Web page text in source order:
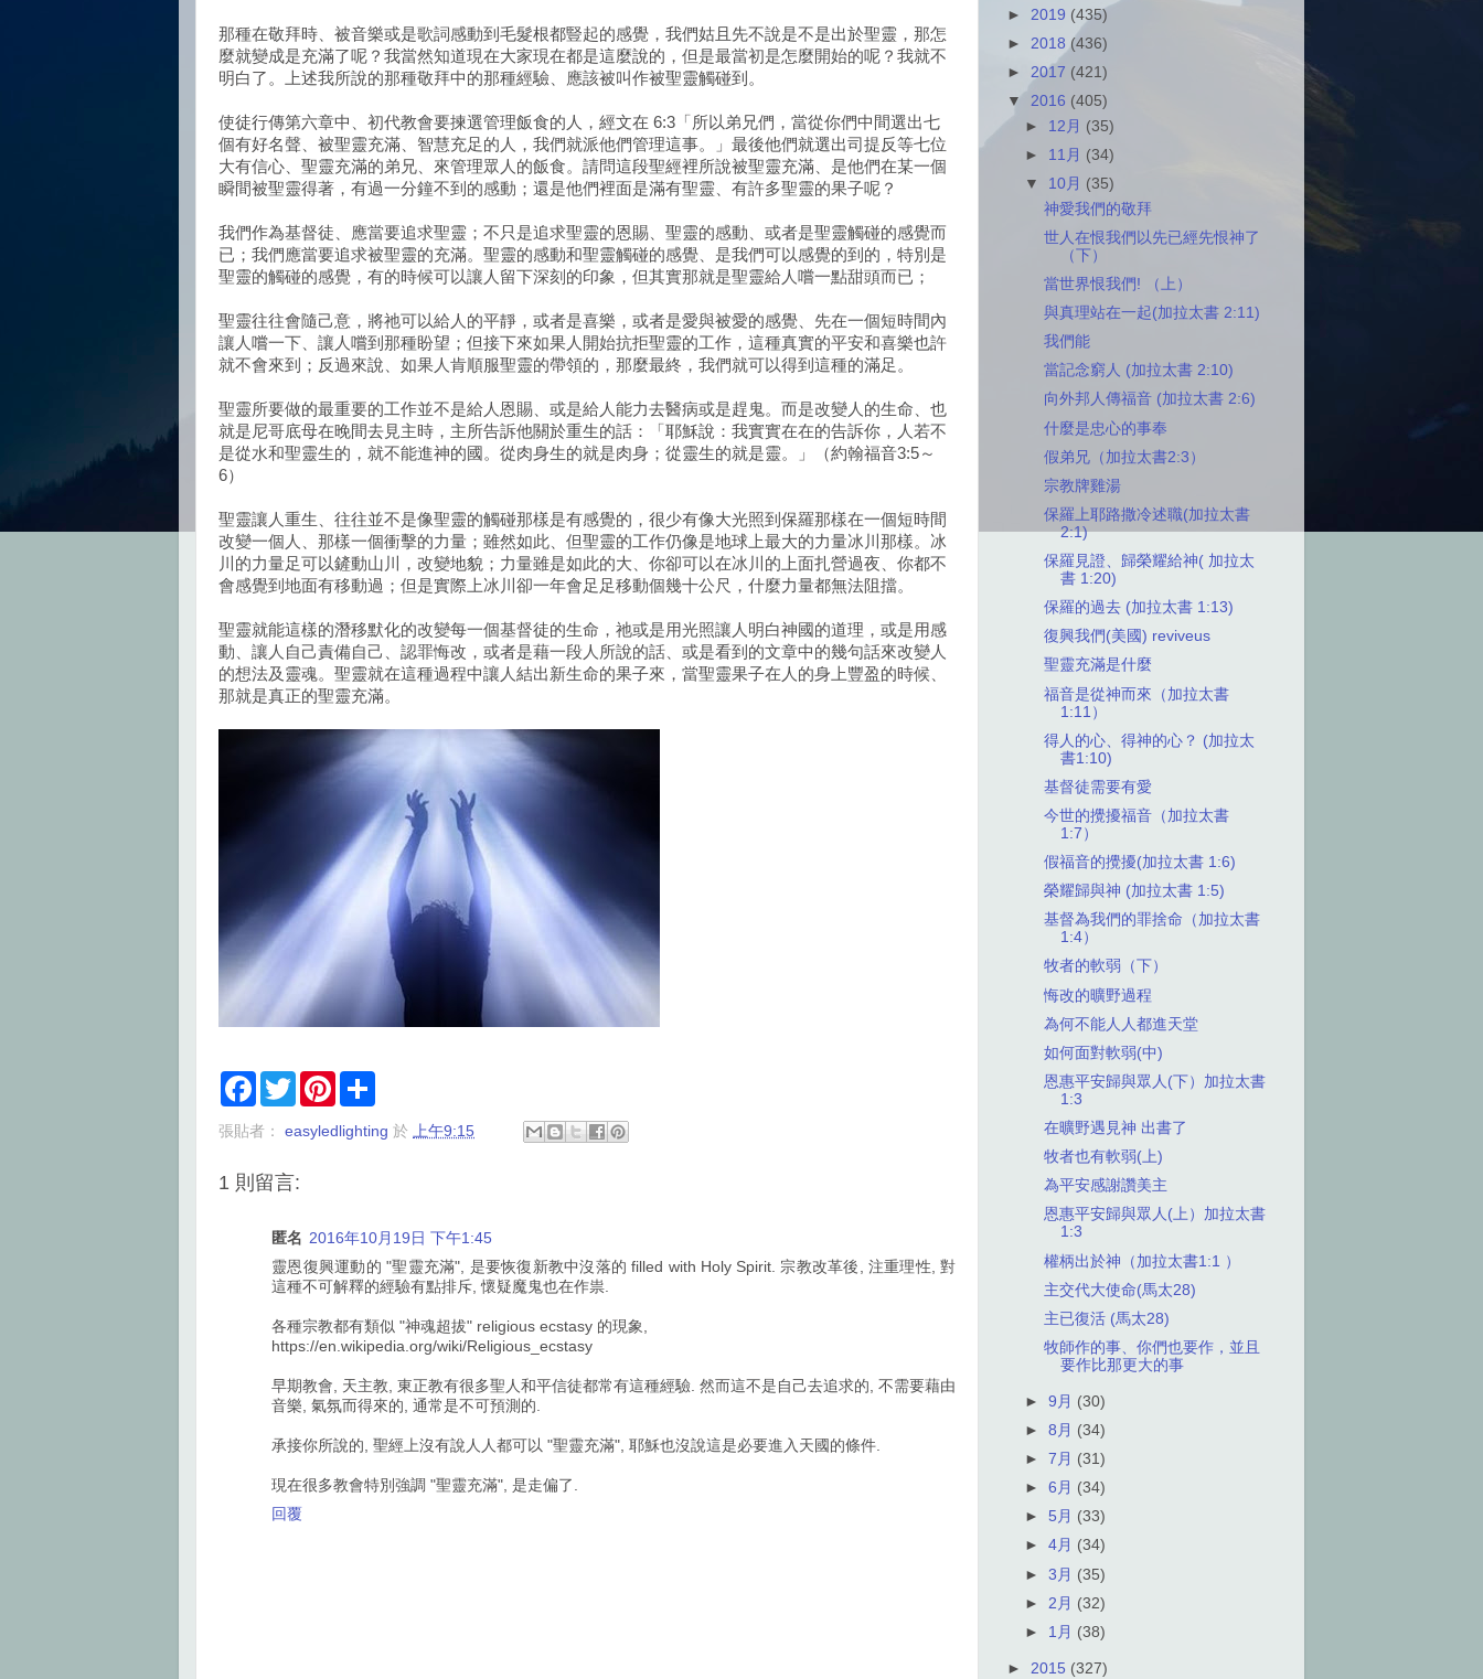
那種在敬拜時、被音樂或是歌詞感動到毛髮根都豎起的感覺，我們姑且先不說是不是出於聖靈，那怎
麼就變成是充滿了呢？我當然知道現在大家現在都是這麼說的，但是最當初是怎麼開始的呢？我就不
明白了。上述我所說的那種敬拜中的那種經驗、應該被叫作被聖靈觸碰到。
使徒行傳第六章中、初代教會要揀選管理飯食的人，經文在 6:3「所以弟兄們，當從你們中間選出七
個有好名聲、被聖靈充滿、智慧充足的人，我們就派他們管理這事。」最後他們就選出司提反等七位
大有信心、聖靈充滿的弟兄、來管理眾人的飯食。請問這段聖經裡所說被聖靈充滿、是他們在某一個
瞬間被聖靈得著，有過一分鐘不到的感動；還是他們裡面是滿有聖靈、有許多聖靈的果子呢？
我們作為基督徒、應當要追求聖靈；不只是追求聖靈的恩賜、聖靈的感動、或者是聖靈觸碰的感覺而
已；我們應當要追求被聖靈的充滿。聖靈的感動和聖靈觸碰的感覺、是我們可以感覺的到的，特別是
聖靈的觸碰的感覺，有的時候可以讓人留下深刻的印象，但其實那就是聖靈給人嚐一點甜頭而已；
聖靈往往會隨己意，將祂可以給人的平靜，或者是喜樂，或者是愛與被愛的感覺、先在一個短時間內
讓人嚐一下、讓人嚐到那種盼望；但接下來如果人開始抗拒聖靈的工作，這種真實的平安和喜樂也許
就不會來到；反過來說、如果人肯順服聖靈的帶領的，那麼最終，我們就可以得到這種的滿足。
聖靈所要做的最重要的工作並不是給人恩賜、或是給人能力去醫病或是趕鬼。而是改變人的生命、也
就是尼哥底母在晚間去見主時，主所告訴他關於重生的話：「耶穌說：我實實在在的告訴你，人若不
是從水和聖靈生的，就不能進神的國。從肉身生的就是肉身；從靈生的就是靈。」（約翰福音3:5～
6）
聖靈讓人重生、往往並不是像聖靈的觸碰那樣是有感覺的，很少有像大光照到保羅那樣在一個短時間
改變一個人、那樣一個衝擊的力量；雖然如此、但聖靈的工作仍像是地球上最大的力量冰川那樣。冰
川的力量足可以鏟動山川，改變地貌；力量雖是如此的大、你卻可以在冰川的上面扎營過夜、你都不
會感覺到地面有移動過；但是實際上冰川卻一年會足足移動個幾十公尺，什麼力量都無法阻擋。
聖靈就能這樣的潛移默化的改變每一個基督徒的生命，祂或是用光照讓人明白神國的道理，或是用感
動、讓人自己責備自己、認罪悔改，或者是藉一段人所說的話、或是看到的文章中的幾句話來改變人
的想法及靈魂。聖靈就在這種過程中讓人結出新生命的果子來，當聖靈果子在人的身上豐盈的時候、
那就是真正的聖靈充滿。
F
e
o
T
w
t
r
P
t
r
張貼者： easyledlighting 於 上午9:15
1 則留言:
匿名 2016年10月19日 下午1:45
靈恩復興運動的 "聖靈充滿", 是要恢復新教中沒落的 filled with Holy Spirit. 宗教改革後, 注重理性, 對
這種不可解釋的經驗有點排斥, 懷疑魔鬼也在作祟.
各種宗教都有類似 "神魂超拔" religious ecstasy 的現象,
https://en.wikipedia.org/wiki/Religious_ecstasy
早期教會, 天主教, 東正教有很多聖人和平信徒都常有這種經驗. 然而這不是自己去追求的, 不需要藉由
音樂, 氣氛而得來的, 通常是不可預測的.
承接你所說的, 聖經上沒有說人人都可以 "聖靈充滿", 耶穌也沒說這是必要進入天國的條件.
現在很多教會特別強調 "聖靈充滿", 是走偏了.
回覆
► 2019 (435)
► 2018 (436)
► 2017 (421)
▼ 2016 (405)
► 12月 (35)
► 11月 (34)
▼ 10月 (35)
神愛我們的敬拜
世人在恨我們以先已經先恨神了
（下）
當世界恨我們! （上）
與真理站在一起(加拉太書 2:11)
我們能
當記念窮人 (加拉太書 2:10)
向外邦人傳福音 (加拉太書 2:6)
什麼是忠心的事奉
假弟兄（加拉太書2:3）
宗教牌雞湯
保羅上耶路撒冷述職(加拉太書
2:1)
保羅見證、歸榮耀給神( 加拉太
書 1:20)
保羅的過去 (加拉太書 1:13)
復興我們(美國) reviveus
聖靈充滿是什麼
福音是從神而來（加拉太書
1:11）
得人的心、得神的心？ (加拉太
書1:10)
基督徒需要有愛
今世的攪擾福音（加拉太書
1:7）
假福音的攪擾(加拉太書 1:6)
榮耀歸與神 (加拉太書 1:5)
基督為我們的罪捨命（加拉太書
1:4）
牧者的軟弱（下）
悔改的曠野過程
為何不能人人都進天堂
如何面對軟弱(中)
恩惠平安歸與眾人(下）加拉太書
1:3
在曠野遇見神 出書了
牧者也有軟弱(上)
為平安感謝讚美主
恩惠平安歸與眾人(上）加拉太書
1:3
權柄出於神（加拉太書1:1 ）
主交代大使命(馬太28)
主已復活 (馬太28)
牧師作的事、你們也要作，並且
要作比那更大的事
►9月 (30)
►8月 (34)
►7月 (31)
►6月 (34)
► 5月 (33)
►4月 (34)
►3月 (35)
► 2月 (32)
► 1月 (38)
► 2015 (327)